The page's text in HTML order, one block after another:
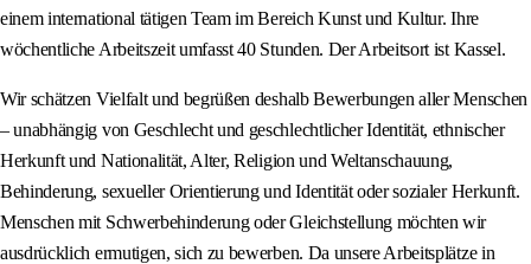
einem international tätigen Team im Bereich Kunst und Kultur. Ihre
wöchentliche Arbeitszeit umfasst 40 Stunden. Der Arbeitsort ist Kassel.
Wir schätzen Vielfalt und begrüßen deshalb Bewerbungen aller Menschen
– unabhängig von Geschlecht und geschlechtlicher Identität, ethnischer
Herkunft und Nationalität, Alter, Religion und Weltanschauung,
Behinderung, sexueller Orientierung und Identität oder sozialer Herkunft.
Menschen mit Schwerbehinderung oder Gleichstellung möchten wir
ausdrücklich ermutigen, sich zu bewerben. Da unsere Arbeitsplätze in